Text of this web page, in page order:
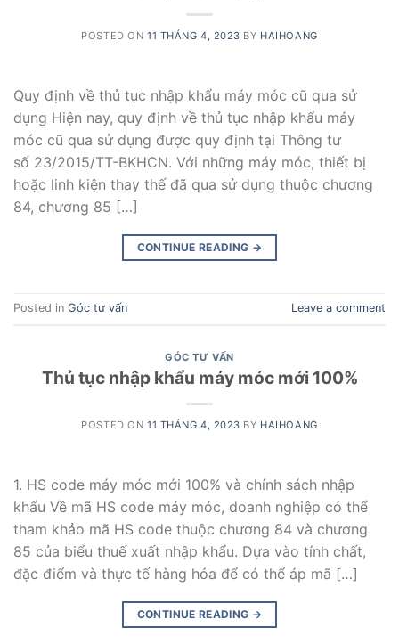
POSTED ON 11 THÁNG 4, 2023 BY HAIHOANG
Quy định về thủ tục nhập khẩu máy móc cũ qua sử
dụng Hiện nay, quy định về thủ tục nhập khẩu máy
móc cũ qua sử dụng được quy định tại Thông tư
số 23/2015/TT-BKHCN. Với những máy móc, thiết bị
hoặc linh kiện thay thế đã qua sử dụng thuộc chương
84, chương 85 […]
CONTINUE READING →
Posted in Góc tư vấn Leave a comment
GÓC TƯ VẤN
Thủ tục nhập khẩu máy móc mới 100%
POSTED ON 11 THÁNG 4, 2023 BY HAIHOANG
1. HS code máy móc mới 100% và chính sách nhập
khẩu Về mã HS code máy móc, doanh nghiệp có thể
tham khảo mã HS code thuộc chương 84 và chương
85 của biểu thuế xuất nhập khẩu. Dựa vào tính chất,
đặc điểm và thực tế hàng hóa để có thể áp mã […]
CONTINUE READING →